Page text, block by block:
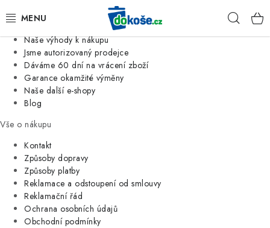
Jsme tradiční česká firma
Naše výhody k nákupu
Jsme autorizovaný prodejce
Dáváme 60 dní na vrácení zboží
Garance okamžité výměny
Naše další e-shopy
Blog
Vše o nákupu
Kontakt
Způsoby dopravy
Způsoby platby
Reklamace a odstoupení od smlouvy
Reklamační řád
Ochrana osobních údajů
Obchodní podmínky
KOŠE
SÁČKY
KUCHYNĚ
ORGANIZACE
DOMÁCNOST